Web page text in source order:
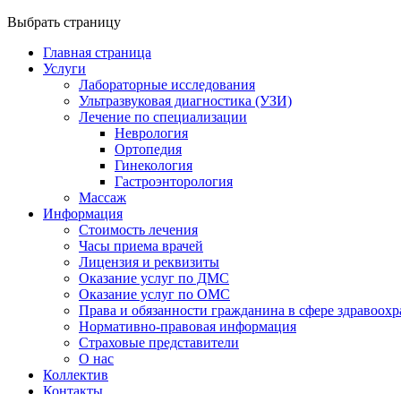
Выбрать страницу
Главная страница
Услуги
Лабораторные исследования
Ультразвуковая диагностика (УЗИ)
Лечение по специализации
Неврология
Ортопедия
Гинекология
Гастроэнторология
Массаж
Информация
Стоимость лечения
Часы приема врачей
Лицензия и реквизиты
Оказание услуг по ДМС
Оказание услуг по ОМС
Права и обязанности гражданина в сфере
Нормативно-правовая информация
Страховые представители
О нас
Коллектив
Контакты